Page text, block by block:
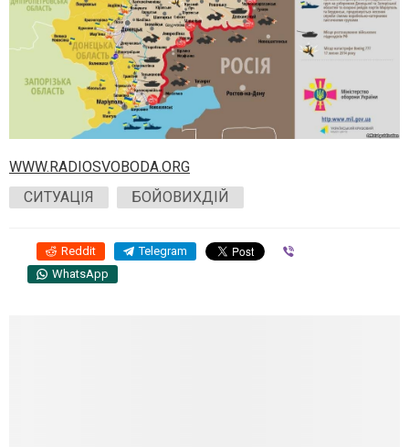
WWW.RADIOSVOBODA.ORG
СИТУАЦІЯ
БОЙОВИХДІЙ
Reddit Telegram
WhatsApp